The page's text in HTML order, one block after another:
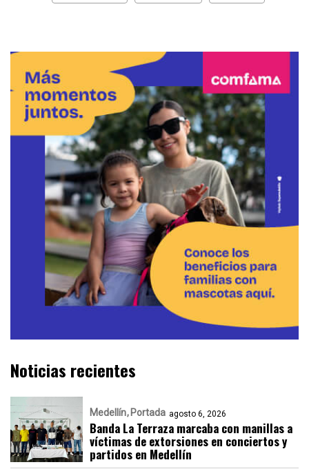
Noticias recientes
Medellín Portada agosto 6, 2026
Banda La Terraza marcaba con manillas a
víctimas de extorsiones en conciertos y
partidos en Medellín